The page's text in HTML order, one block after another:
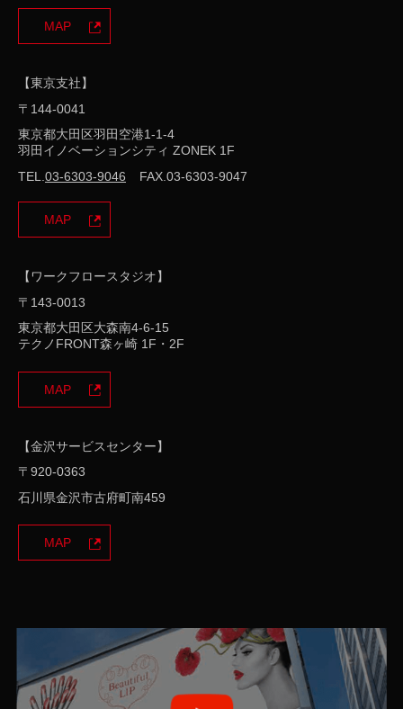
ているページがあります。これらはSNSの機能が利
用できるソーシャルプラグイン（例えば、
FaceBookのシェアボタン等）を導入しておりま
トを閲覧される場合には、当該「ボタン」等を押さ
なくとも、当該SNSに対し、お客様のユーザーID・
アクセスしているサイト等の情報が自動で送信され
ることがあります。当該Webサイトで導入している
SNSのプライバシーポリシー等は、各SNSの事業
者のウェブサイトよりご確認ください。
いいねボタン（Facebook,Inc.）
LINEで送るボタン（LINE,Corp）
問い合わせ・苦情への対応
当社は、保有する個人情報に対するお問い合わせや
苦情に対して、受付、対応の体制と手順を整備し、
迅速に対応いたします。
個人情報保護管理体制および仕組みの継続的
改善
当社は、個人情報保護に関する管理の体制と仕組み
について継続的改善を実施いたします。
当社は、個人情報に関して適用される日本の法令
を遵守するとともに、本ポリシーの内容を適宜見
直しその改善に努めます。
修正された最新のプライバシーポリシーは常に本
MAP
【東京支社】
〒144-0041
東京都大田区羽田空港1-1-4
羽田イノベーションシティ ZONEK 1F
TEL. 03-6303-9046 FAX.03-6303-9047
MAP
【ワークフロースタジオ】
〒143-0013
東京都大田区大森南4-6-15
テクノFRONT森ヶ崎 1F・2F
MAP
【金沢サービスセンター】
〒920-0363
石川県金沢市古府町南459
MAP